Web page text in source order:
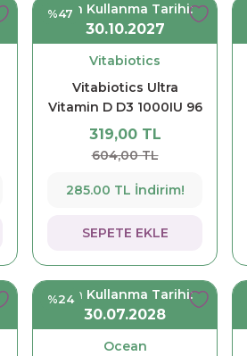
%47Son Kullanma Tarihi:
30.10.2027
Vitabiotics
Vitabiotics Ultra
Vitamin D D3 1000IU 96
Tablet
319,00 TL
604,00 TL
285.00 TL İndirim!
SEPETE EKLE
%24
Son Kullanma Tarihi:
30.07.2028
Ocean